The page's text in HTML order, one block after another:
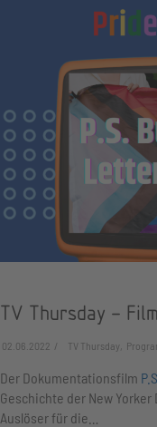
TV Thursday –
02.06.2022 TV Thursday,
Der Dokumentationsfilm
Geschichte der New
Auslöser für die…